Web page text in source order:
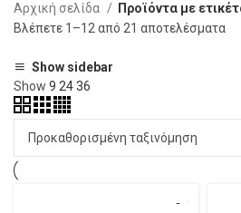
Αρχική σελίδα
Προϊόντα με
Βλέπετε 1–12 από 21 αποτελέσματα
Show sidebar
Show 9 2436